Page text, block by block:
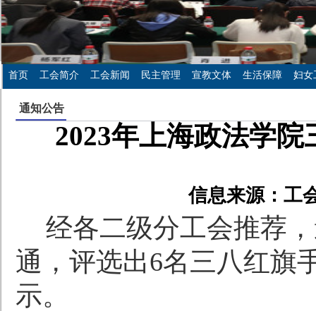
首页 工会简介 工会新闻 民主管理 宣教文体 生活保障 妇女
通知公告
2023年上海政法学
信息来源：工
经各二级分工会推荐
通，评选出6名三八红旗
示。